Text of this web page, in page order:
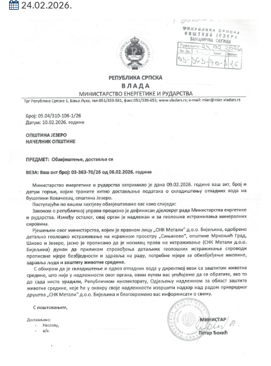
Замјеник начелника
Извјештај о раду начелника
Статут Општине
Скупштинско вијеће општине језеро
Састав Скупштине
Службени Гласници
ОПШТИНСКА УПРАВА
ИНФО
Вијести
Активности
24.02.2026.